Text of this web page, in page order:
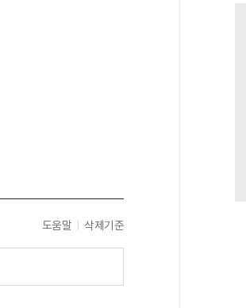
도움말 삭제기준